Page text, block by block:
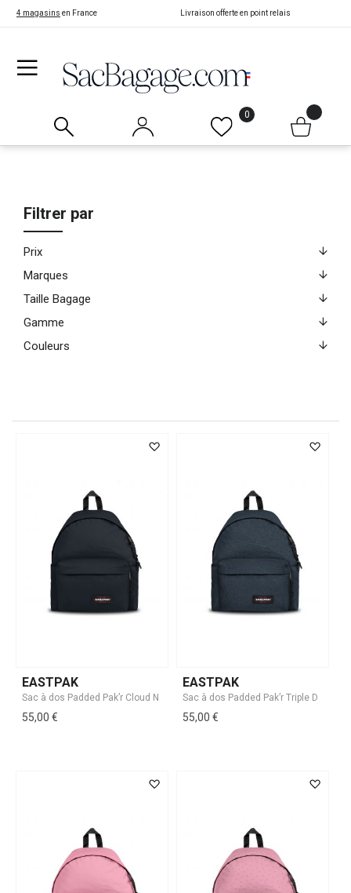
4 magasins en France Livraison offerte en point relais
0
EASTPAK
55,00 €
EASTPAK
55,00 €
Filtrer par
Prix
Marques
Taille Bagage
Gamme
Couleurs